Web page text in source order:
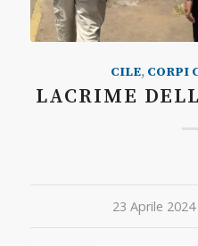
CILE, CORPI
LACRIME
23 Aprile 2024
/